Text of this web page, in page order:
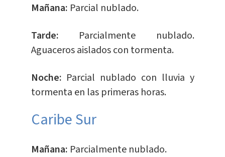
Mañana: Parcial nublado.
Tarde: Parcialmente nublado.
Aguaceros aislados con tormenta.
Noche: Parcial nublado con lluvia y
tormenta en las primeras horas.
Caribe Sur
Mañana: Parcialmente nublado.